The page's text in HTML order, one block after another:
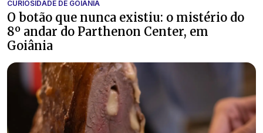
CURIOSIDADE DE GOIÂNIA
O botão que nunca existiu: o mistério do
8º andar do Parthenon Center, em
Goiânia